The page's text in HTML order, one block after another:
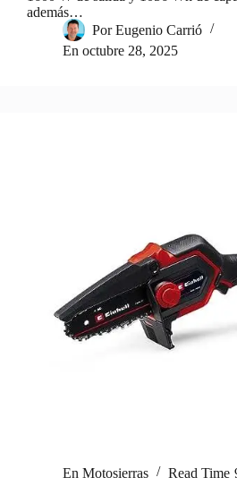
además…
Por Eugenio Carrió
En octubre 28, 2025
En Motosierras Read Time